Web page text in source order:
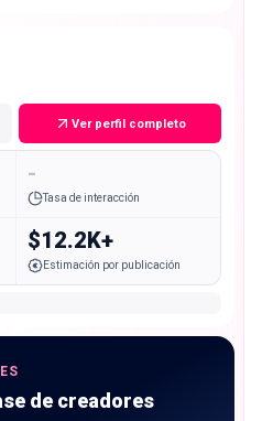
Ver perfil completo
-
Tasa de interacción
$12.2K+
Estimación por publicación
de creadores